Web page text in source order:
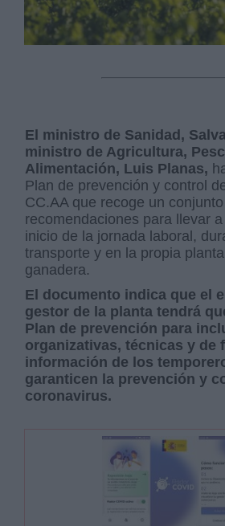
El ministro de Sanidad,
ministro de Agricultura,
Alimentación, Luis Planas,
Plan de prevención y control
CC.AA que recoge un
recomendaciones para llevar a
inicio de la jornada laboral,
transporte y en la propia
ganadera.
El documento indica que el
gestor de la planta tendrá
Plan de prevención para
organizativas, técnicas y de
información de los
garanticen la prevención y
coronavirus.